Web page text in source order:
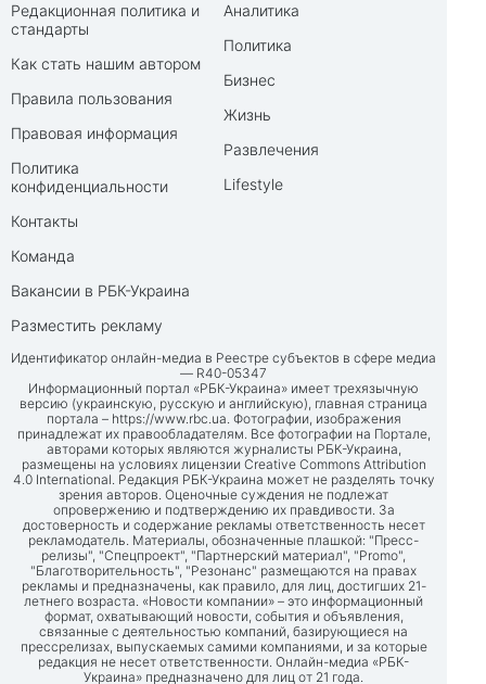
Редакционная политика и
стандарты
Как стать нашим автором
Правила пользования
Правовая информация
Политика
конфиденциальности
Контакты
Команда
Вакансии в РБК-Украина
Разместить рекламу
Аналитика
Политика
Бизнес
Жизнь
Развлечения
Lifestyle
Идентификатор онлайн-медиа в Реестре субъектов в сфере медиа
— R40-05347
Информационный портал «РБК-Украина» имеет трехязычную
версию (украинскую, русскую и английскую), главная страница
портала – https://www.rbc.ua. Фотографии, изображения
принадлежат их правообладателям. Все фотографии на Портале,
авторами которых являются журналисты РБК-Украина,
размещены на условиях лицензии Creative Commons Attribution
4.0 International. Редакция РБК-Украина может не разделять точку
зрения авторов. Оценочные суждения не подлежат
опровержению и подтверждению их правдивости. За
достоверность и содержание рекламы ответственность несет
рекламодатель. Материалы, обозначенные плашкой: "Пресс-
релизы", "Спецпроект", "Партнерский материал", "Promo",
"Благотворительность", "Резонанс" размещаются на правах
рекламы и предназначены, как правило, для лиц, достигших 21-
летнего возраста. «Новости компании» – это информационный
формат, охватывающий новости, события и объявления,
связанные с деятельностью компаний, базирующиеся на
прессрелизах, выпускаемых самими компаниями, и за которые
редакция не несет ответственности. Онлайн-медиа «РБК-
Украина» предназначено для лиц от 21 года.